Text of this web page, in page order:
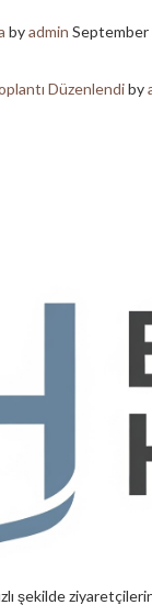
byadmin September
Düzenlendiby
şekilde